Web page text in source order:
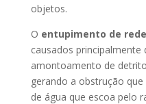
objetos.
O entupimento de
causados
amontoamento de
gerando a obstrução
de água que escoa pelo